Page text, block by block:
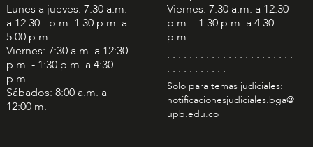
Lunes a jueves: 7:30 a.m.
a 12:30 - p.m. 1:30 p.m. a
5:00 p.m.
Viernes: 7:30 a.m. a 12:30
p.m. - 1:30 p.m. a 4:30
p.m.
Sábados: 8:00 a.m. a
12:00 m.
. . . . . . . . . . . . . . . . . . . . . . .
. . . . . . . . . . .
Viernes: 7:30 a.m. a 12:30
p.m. - 1:30 p.m. a 4:30
p.m.
. . . . . . . . . . . . . . . . . . . . . . .
. . . . . . . . . . .
Solo para temas judiciales:
notificacionesjudiciales.bga@
upb.edu.co